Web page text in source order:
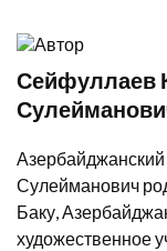
Сейфуллаев
Сулейманович
Баку,
художественное